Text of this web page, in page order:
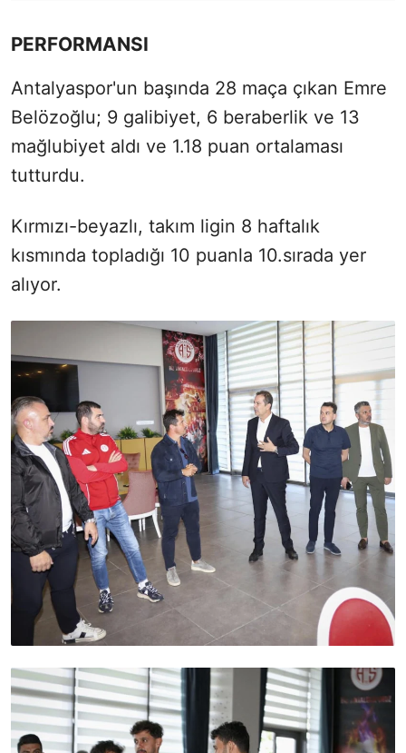
PERFORMANSI
Antalyaspor'un başında 28 maça çıkan Emre
Belözoğlu; 9 galibiyet, 6 beraberlik ve 13
mağlubiyet aldı ve 1.18 puan ortalaması
tutturdu.
Kırmızı-beyazlı, takım ligin 8 haftalık
kısmında topladığı 10 puanla 10.sırada yer
alıyor.